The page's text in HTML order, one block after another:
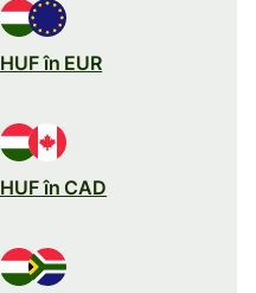
HUF în EUR
HUF în CAD